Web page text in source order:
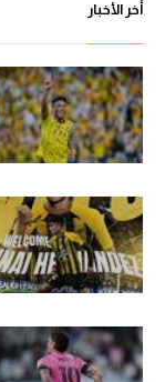
أخر الأخبار